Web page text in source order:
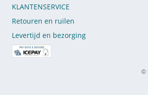
KLANTENSERVICE
Retouren en ruilen
Levertijd en bezorging
©